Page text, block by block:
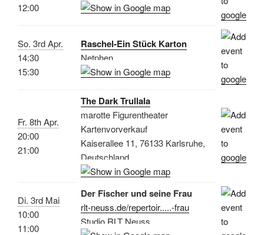
12:00
So. 3rd Apr.
14:30
15:30
Raschel-Ein Stück Karton
Netphen
Fr. 8th Apr.
20:00
21:00
The Dark Trullala
marotte Figurentheater
Kartenvorverkauf
Kaiserallee 11, 76133 Karlsruhe,
Deutschland
Di. 3rd Mai
10:00
11:00
Der Fischer und seine Frau
rlt-neuss.de/repertoir.....-frau
Studio RLT Neuss